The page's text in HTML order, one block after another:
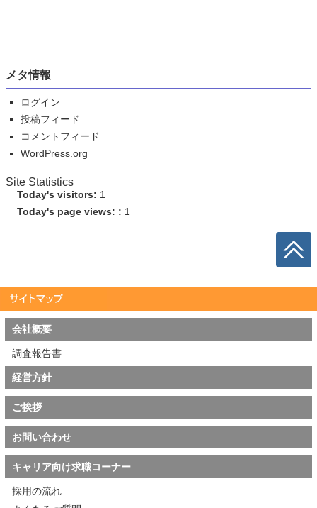
メタ情報
ログイン
投稿フィード
コメントフィード
WordPress.org
Site Statistics
Today's visitors: 1
Today's page views: : 1
会社概要
調査報告書
経営方針
ご挨拶
お問い合わせ
キャリア向け求職コーナー
採用の流れ